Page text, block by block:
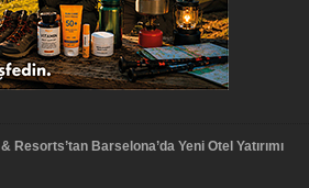
Resorts’tan Barselona’da Yeni Otel Yatırımı